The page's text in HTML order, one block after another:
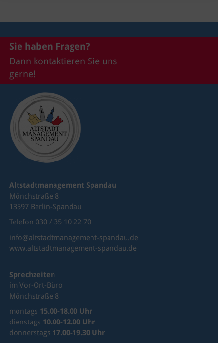
Sie haben Fragen?
Dann kontaktieren Sie uns
gerne!
Altstadtmanagement Spandau
Mönchstraße 8
13597 Berlin-Spandau
Telefon 030 / 35 10 22 70
info@altstadtmanagement-spandau.de
www.altstadtmanagement-spandau.de
Sprechzeiten
im Vor-Ort-Büro
Mönchstraße 8
montags 15.00-18.00 Uhr
dienstags 10.00-12.00 Uhr
donnerstags 17.00-19.30 Uhr